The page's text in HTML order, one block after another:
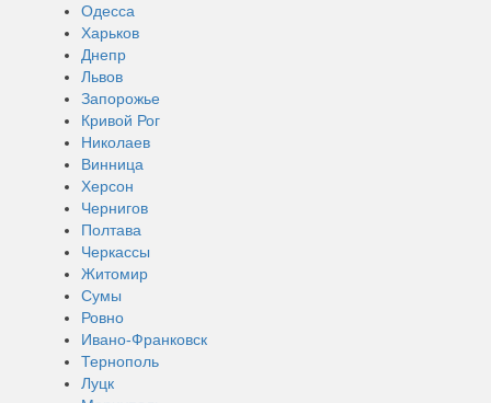
Одесса
Харьков
Днепр
Львов
Запорожье
Кривой Рог
Николаев
Винница
Херсон
Чернигов
Полтава
Черкассы
Житомир
Сумы
Ровно
Ивано-Франковск
Тернополь
Луцк